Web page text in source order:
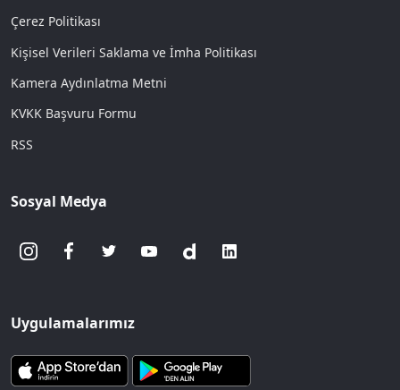
Çerez Politikası
Kişisel Verileri Saklama ve İmha Politikası
Kamera Aydınlatma Metni
KVKK Başvuru Formu
RSS
Sosyal Medya
Uygulamalarımız